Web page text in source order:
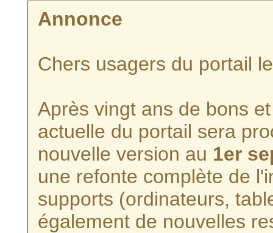
Annonce
Chers usagers du portail
Après vingt ans de bons
actuelle du portail sera
nouvelle version au 1er
une refonte complète de
supports (ordinateurs,
également de nouvelles